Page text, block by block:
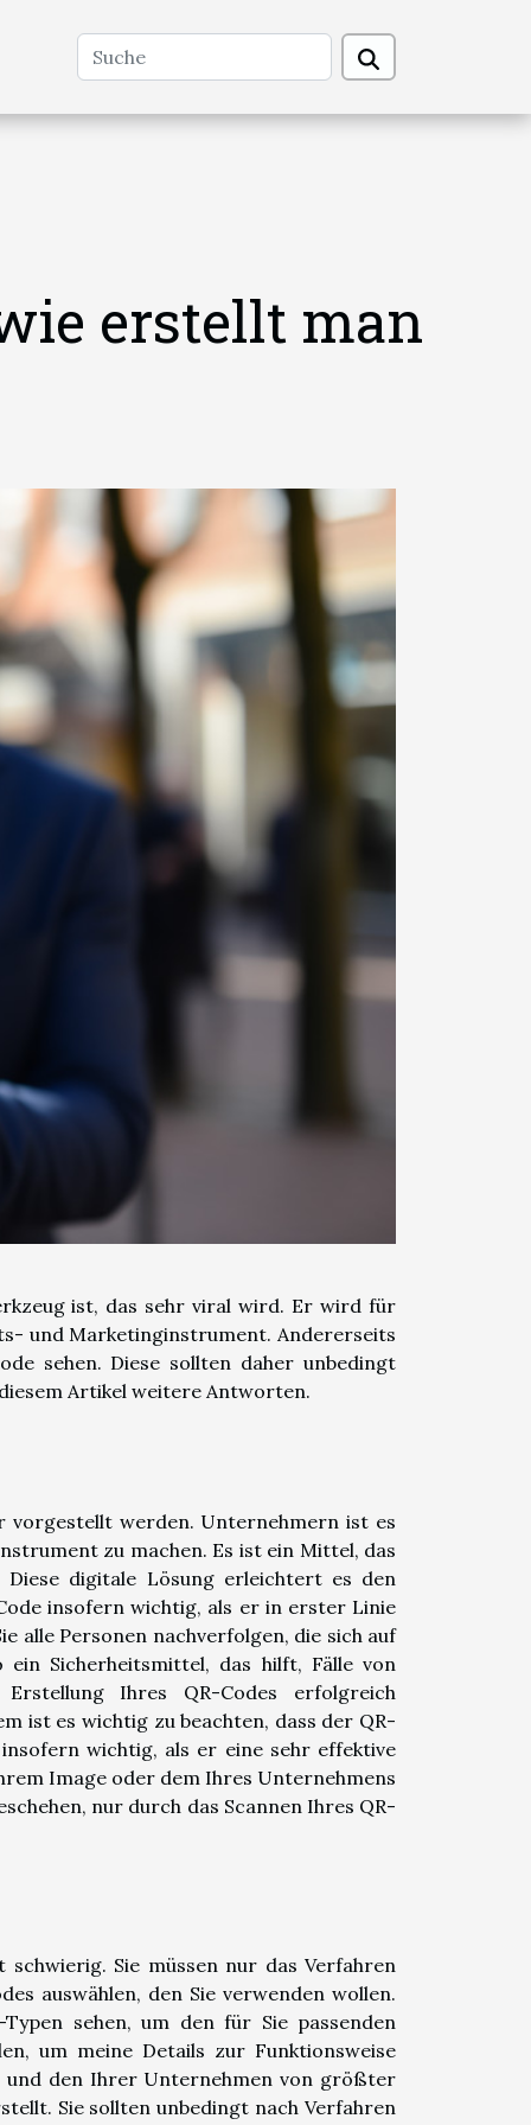
erstellt man
ist, das sehr viral wird. Er wird für
und Marketinginstrument. Andererseits
sehen. Diese sollten daher unbedingt
Artikel weitere Antworten.
vorgestellt werden. Unternehmern ist es
zu machen. Es ist ein Mittel, das
digitale Lösung erleichtert es den
insofern wichtig, als er in erster Linie
alle Personen nachverfolgen, die sich auf
Sicherheitsmittel, das hilft, Fälle von
Ihres QR-Codes erfolgreich
ist es wichtig zu beachten, dass der QR-
wichtig, als er eine sehr effektive
Image oder dem Ihres Unternehmens
nur durch das Scannen Ihres QR-
Sie müssen nur das Verfahren
auswählen, den Sie verwenden wollen.
sehen, um den für Sie passenden
um meine Details zur Funktionsweise
und den Ihrer Unternehmen von größter
Sie sollten unbedingt nach Verfahren